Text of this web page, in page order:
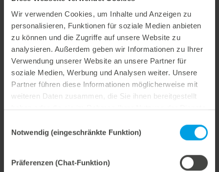
Wir verwenden Cookies, um Inhalte und Anzeigen zu
personalisieren, Funktionen für soziale Medien anbieten
zu können und die Zugriffe auf unsere Website zu
analysieren. Außerdem geben wir Informationen zu Ihrer
Verwendung unserer Website an unsere Partner für
soziale Medien, Werbung und Analysen weiter. Unsere
Partner führen diese Informationen möglicherweise mit
weiteren Daten zusammen, die Sie ihnen bereitgestellt
haben oder die sie im Rahmen Ihrer Nutzung der Dienste
Notwendig (eingeschränkte Funktion)
Präferenzen (Chat-Funktion)
Weitere interessante Neuigkeiten
29. Juli 2026
Marbach übernimmt Verantwortung.
28. Juli 2026